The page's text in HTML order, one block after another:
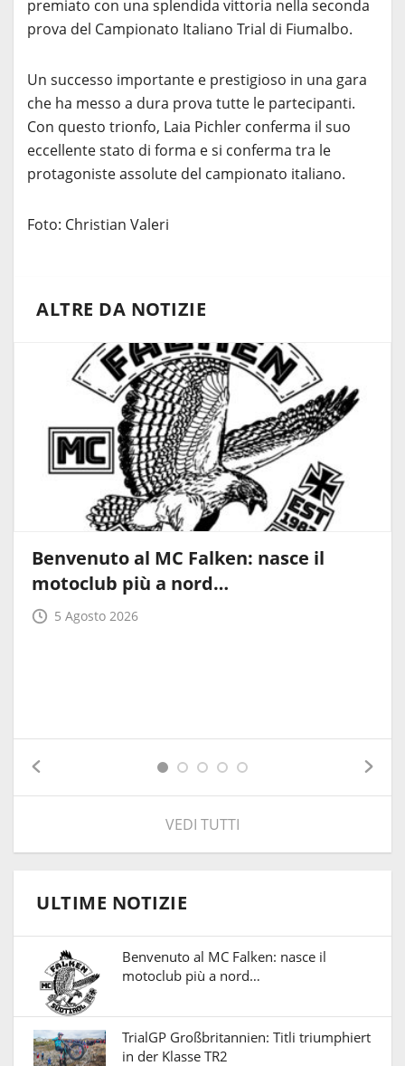
premiato con una splendida vittoria nella seconda
prova del Campionato Italiano Trial di Fiumalbo.
Un successo importante e prestigioso in una gara
che ha messo a dura prova tutte le partecipanti.
Con questo trionfo, Laia Pichler conferma il suo
eccellente stato di forma e si conferma tra le
protagoniste assolute del campionato italiano.
Foto: Christian Valeri
ALTRE DA NOTIZIE
Benvenuto al MC Falken: nasce il
motoclub più a nord…
5 Agosto 2026
VEDI TUTTI
ULTIME NOTIZIE
Benvenuto al MC Falken: nasce il
motoclub più a nord…
TrialGP Großbritannien: Titli triumphiert
in der Klasse TR2